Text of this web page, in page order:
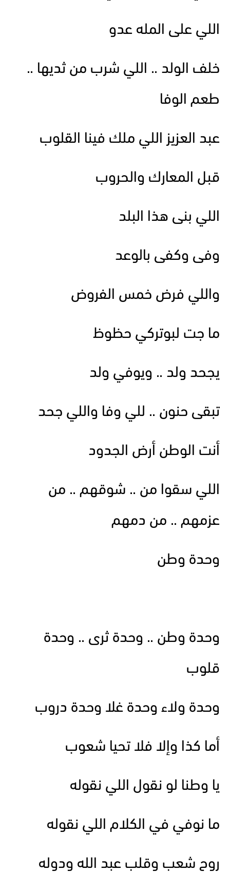
اللي على المله عدو
خلف الولد .. اللي شرب من ثديها ..
طعم الوفا
عبد العزيز اللي ملك فينا القلوب
قبل المعارك والحروب
اللي بنى هذا البلد
وفى وكفى بالوعد
واللي فرض خمس الفروض
ما جت لبوتركي حظوظ
يجحد ولد .. ويوفي ولد
تبقى حنون .. للي وفا واللي جحد
أنت الوطن أرض الجدود
اللي سقوا من .. شوقهم .. من
عزمهم .. من دمهم
وحدة وطن
وحدة وطن .. وحدة ثرى .. وحدة
قلوب
وحدة ولاء وحدة غلا وحدة دروب
أما كذا وإلا فلا تحيا شعوب
يا وطنا لو نقول اللي نقوله
ما نوفي في الكلام اللي نقوله
روح شعب وقلب عبد الله ودوله